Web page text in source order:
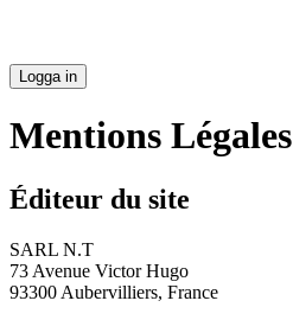
Logga in
Mentions Légales
Éditeur du site
SARL N.T
73 Avenue Victor Hugo
93300 Aubervilliers, France